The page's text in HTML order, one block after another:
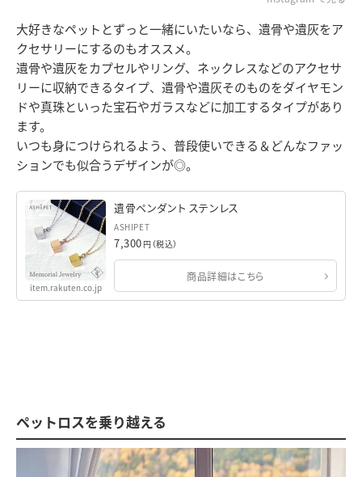
大好きなペットとずっと一緒にいたいなら、遺骨や遺灰をア
クセサリーにするのもオススメ。
遺骨や遺灰をカプセルやリング、ネックレスなどのアクセサ
リーに収納できるタイプ、遺骨や遺灰そのものをダイヤモン
ドや真珠といった宝石やガラスなどに加工するタイプがあり
ます。
いつも身につけられるよう、普段使いできる＆どんなファッ
ションでも似合うデザインが◎。
item.rakuten.co.jp
遺骨ペンダント ステンレス
ASHIPET
7,300 円（税込）
商品詳細はこちら
ペットロスを乗り越える